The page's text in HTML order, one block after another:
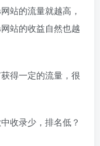
站的流量就越高，
站的收益自然也越
得一定的流量，很
收录少，排名低？